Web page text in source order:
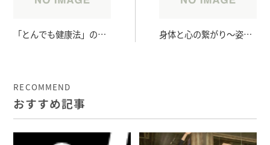
「とんでも健康法」の見
身体と心の繋がり～姿勢
RECOMMEND
おすすめ記事